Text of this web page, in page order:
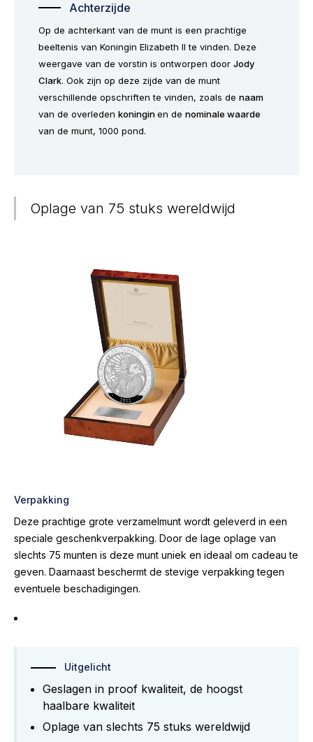
Achterzijde
Op de achterkant van de munt is een prachtige
beeltenis van Koningin Elizabeth II te vinden. Deze
weergave van de vorstin is ontworpen door Jody
Clark. Ook zijn op deze zijde van de munt
verschillende opschriften te vinden, zoals de naam
van de overleden koninginen de nominale waarde
van de munt, 1000 pond.
Oplage van 75 stuks wereldwijd
Verpakking
Deze prachtige grote verzamelmunt wordt geleverd in een
speciale geschenkverpakking. Door de lage oplage van
slechts 75 munten is deze munt uniek en ideaal om cadeau te
geven. Daarnaast beschermt de stevige verpakking tegen
eventuele beschadigingen.
Uitgelicht
Geslagen in proof kwaliteit, de hoogst
haalbare kwaliteit
Oplage van slechts 75 stuks wereldwijd